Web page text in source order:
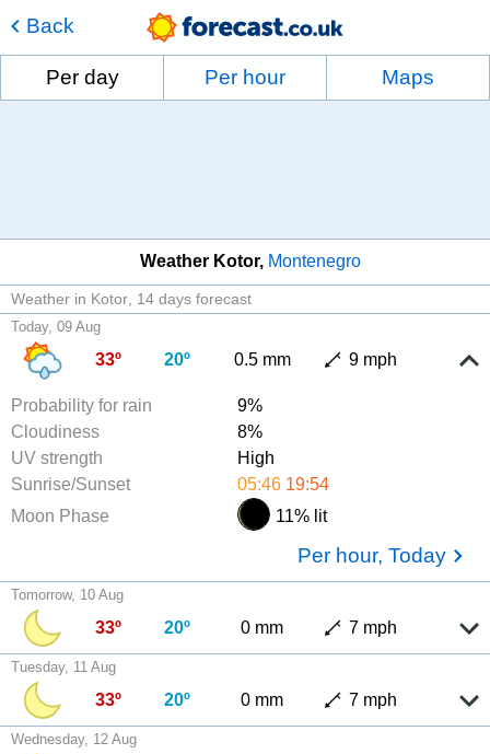
Back
Per day Per hour Maps
Weather Kotor Montenegro
Weather in Kotor 14 days forecast
Today, 09 Aug
33º 20º 0.5 mm 9 mph
Probability for rain
9%
Cloudiness
8%
UV strength
High
Sunrise/Sunset
05:46 19:54
Moon Phase
11% lit
Per hour, Today
Tomorrow, 10 Aug
33º 20º 0 mm 7 mph
Tuesday, 11 Aug
33º 20º 0 mm 7 mph
Wednesday, 12 Aug